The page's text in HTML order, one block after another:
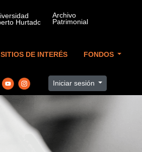
SITIOS DE INTERÉS FONDOS
Iniciar sesión